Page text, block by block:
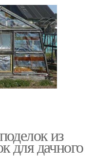
из
для дачного